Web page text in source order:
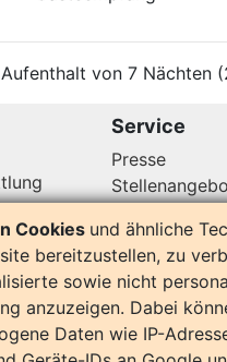
von 7 Nächten
Service
Presse
Hier sind
Cookies und ähnliche
bereitzustellen, zu
sowie nicht
anzuzeigen. Dabei
Daten wie IP-